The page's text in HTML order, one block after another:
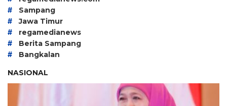
# Sampang
# Jawa Timur
# regamedianews
# Berita Sampang
#
Bangkalan
NASIONAL